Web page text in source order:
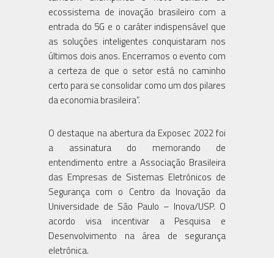
ecossistema de inovação brasileiro com a
entrada do 5G e o caráter indispensável que
as soluções inteligentes conquistaram nos
últimos dois anos. Encerramos o evento com
a certeza de que o setor está no caminho
certo para se consolidar como um dos pilares
da economia brasileira”.
O destaque na abertura da Exposec 2022 foi
a assinatura do memorando de
entendimento entre a Associação Brasileira
das Empresas de Sistemas Eletrônicos de
Segurança com o Centro da Inovação da
Universidade de São Paulo – Inova/USP. O
acordo visa incentivar a Pesquisa e
Desenvolvimento na área de segurança
eletrônica.